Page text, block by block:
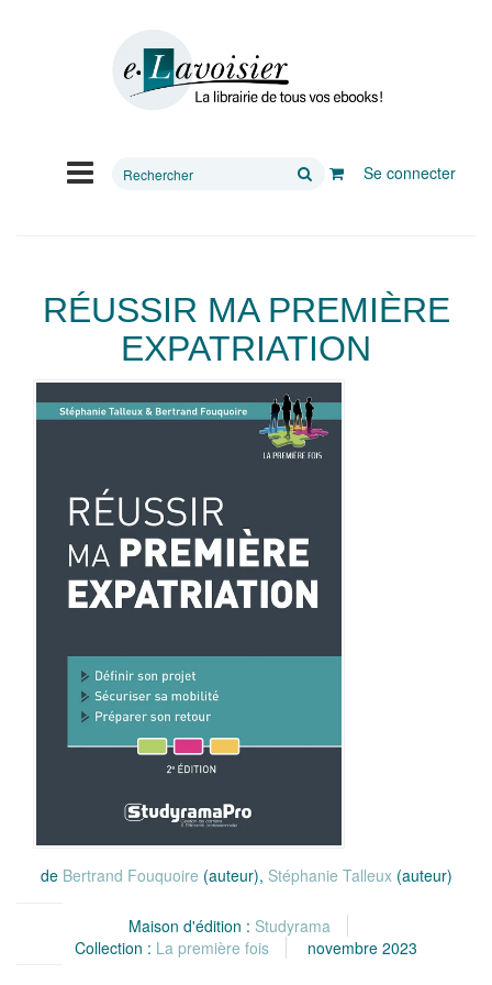
Rechercher
Se connecter
RÉUSSIR MA PREMIÈRE
EXPATRIATION
de Bertrand Fouquoire (auteur), Stéphanie Talleux(auteur)
Maison d'édition : Studyrama
Collection : La première fois novembre 2023